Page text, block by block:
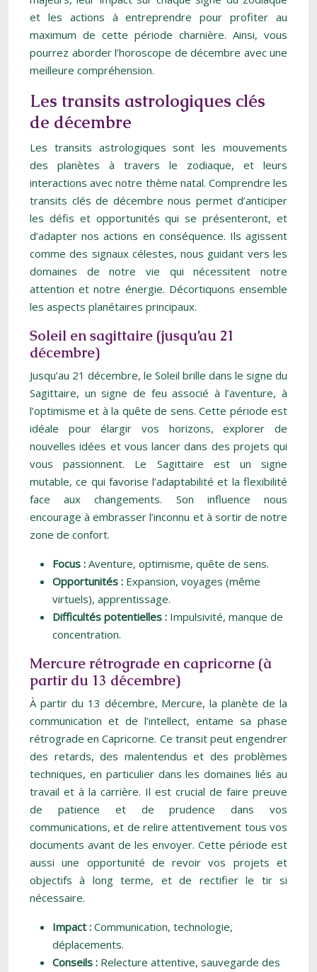
et les actions à entreprendre pour profiter au
maximum de cette période charnière. Ainsi, vous
pourrez aborder l’horoscope de décembre avec une
meilleure compréhension.
Les transits astrologiques clés
de décembre
Les transits astrologiques sont les mouvements
des planètes à travers le zodiaque, et leurs
interactions avec notre thème natal. Comprendre les
transits clés de décembre nous permet d’anticiper
les défis et opportunités qui se présenteront, et
d’adapter nos actions en conséquence. Ils agissent
comme des signaux célestes, nous guidant vers les
domaines de notre vie qui nécessitent notre
attention et notre énergie. Décortiquons ensemble
les aspects planétaires principaux.
Soleil en sagittaire (jusqu’au 21
décembre)
Jusqu’au 21 décembre, le Soleil brille dans le signe du
Sagittaire, un signe de feu associé à l’aventure, à
l’optimisme et à la quête de sens. Cette période est
idéale pour élargir vos horizons, explorer de
nouvelles idées et vous lancer dans des projets qui
vous passionnent. Le Sagittaire est un signe
mutable, ce qui favorise l’adaptabilité et la flexibilité
face aux changements. Son influence nous
encourage à embrasser l’inconnu et à sortir de notre
zone de confort.
Focus : Aventure, optimisme, quête de sens.
Opportunités : Expansion, voyages (même
virtuels), apprentissage.
Difficultés potentielles : Impulsivité, manque de
concentration.
Mercure rétrograde en capricorne (à
partir du 13 décembre)
À partir du 13 décembre, Mercure, la planète de la
communication et de l’intellect, entame sa phase
rétrograde en Capricorne. Ce transit peut engendrer
des retards, des malentendus et des problèmes
techniques, en particulier dans les domaines liés au
travail et à la carrière. Il est crucial de faire preuve
de patience et de prudence dans vos
communications, et de relire attentivement tous vos
documents avant de les envoyer. Cette période est
aussi une opportunité de revoir vos projets et
objectifs à long terme, et de rectifier le tir si
nécessaire.
Impact : Communication, technologie,
déplacements.
Conseils : Relecture attentive, sauvegarde des